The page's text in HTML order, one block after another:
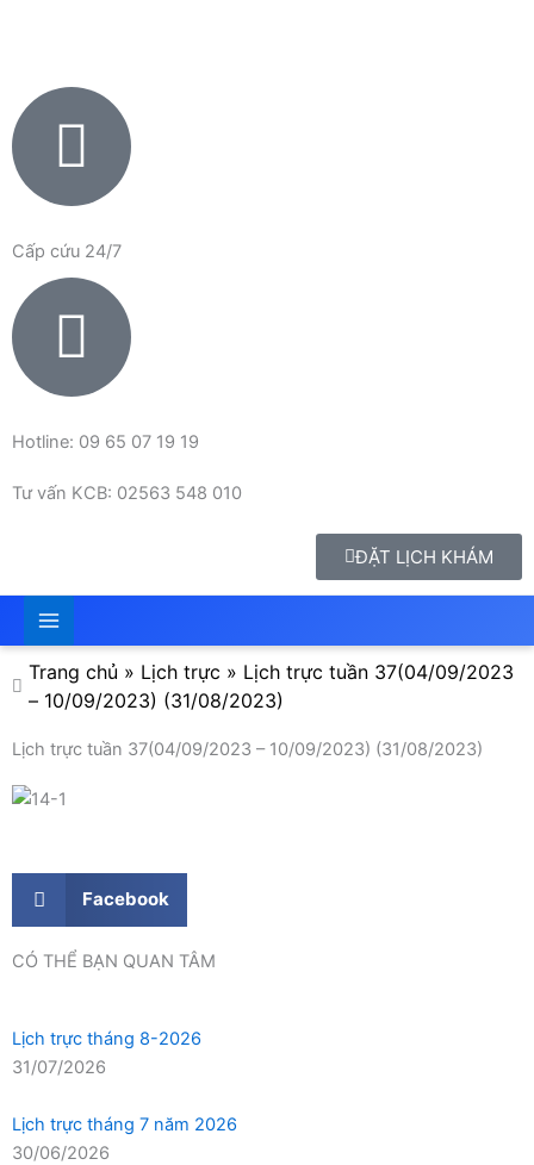
dung
Cấp cứu 24/7
Hotline: 09 65 07 19 19
Tư vấn KCB: 02563 548 010
ĐẶT LỊCH KHÁM
Trang chủ » Lịch trực » Lịch trực tuần 37(04/09/2023
– 10/09/2023) (31/08/2023)
Lịch trực tuần 37(04/09/2023 – 10/09/2023) (31/08/2023)
Facebook
CÓ THỂ BẠN QUAN TÂM
Lịch trực tháng 8-2026
31/07/2026
Lịch trực tháng 7 năm 2026
30/06/2026